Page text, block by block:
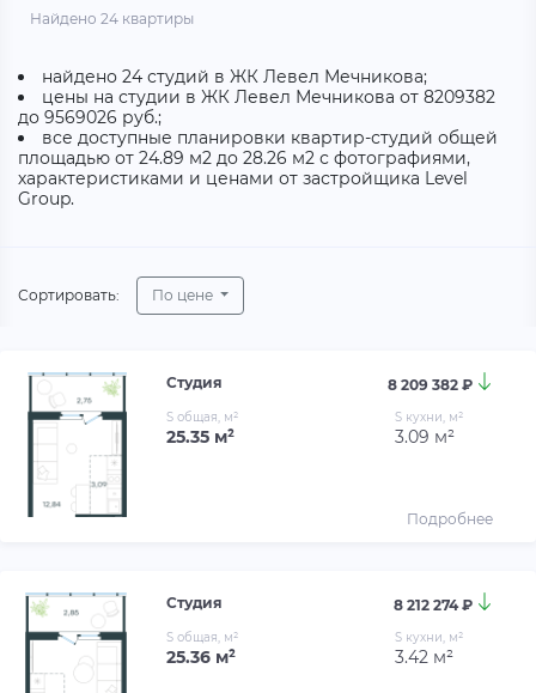
Найдено 24 квартиры
найдено 24 студий в ЖК Левел Мечникова;
цены на студии в ЖК Левел Мечникова от 8209382
до 9569026 руб.;
все доступные планировки квартир-студий общей
площадью от 24.89 м2 до 28.26 м2 с фотографиями,
характеристиками и ценами от застройщика Level
Group.
Сортировать: По цене
Студия 8 209 382 ₽
S общая, м²
25.35 м²
S кухни, м²
3.09 м²
Подробнее
Студия 8 212 274 ₽
S общая, м²
25.36 м²
S кухни, м²
3.42 м²